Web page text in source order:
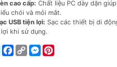
cao cấp: Chất liệu PC dày dặn
chói và mỏi mắt.
USB tiện lợi: Sạc các thiết bị di
khi sử dụng.
ShareFacebook
Copy
Link
Messenger